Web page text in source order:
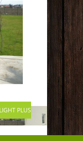
PLUS